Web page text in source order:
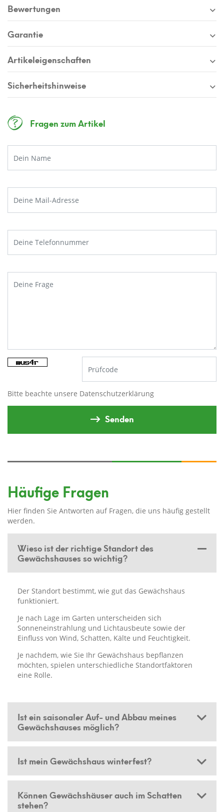
Bewertungen
Garantie
Artikeleigenschaften
Sicherheitshinweise
Fragen zum Artikel
Bitte beachte unsere Datenschutzerklärung
Senden
Häufige Fragen
Hier finden Sie Antworten auf Fragen, die uns häufig gestellt
werden.
Wieso ist der richtige Standort des
Gewächshauses so wichtig?
Der Standort bestimmt, wie gut das Gewächshaus
funktioniert.
Je nach Lage im Garten unterscheiden sich
Sonneneinstrahlung und Lichtausbeute sowie der
Einfluss von Wind, Schatten, Kälte und Feuchtigkeit.
Je nachdem, wie Sie Ihr Gewächshaus bepflanzen
möchten, spielen unterschiedliche Standortfaktoren
eine Rolle.
Ist ein saisonaler Auf- und Abbau meines
Gewächshauses möglich?
Ist mein Gewächshaus winterfest?
Können Gewächshäuser auch im Schatten
stehen?